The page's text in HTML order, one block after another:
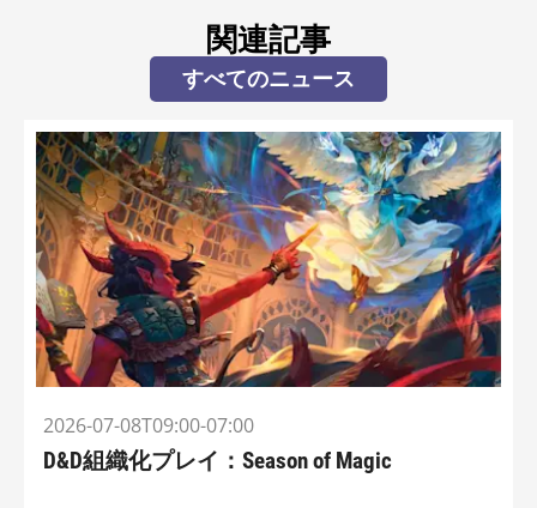
関連記事
すべてのニュース
2026-07-08T09:00-07:00
D&D組織化プレイ：Season of Magic